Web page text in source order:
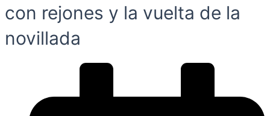
con rejones y la vuelta de la
novillada